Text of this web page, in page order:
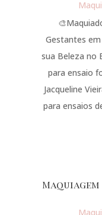
Gestantes em
sua Beleza no
para ensaio
Jacqueline
para ensaios